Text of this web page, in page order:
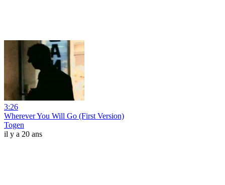
3:26
Wherever You Will Go (First Version)
Togen
il y a 20 ans